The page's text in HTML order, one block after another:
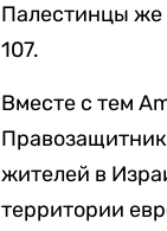
Палестинцы же
107.
Вместе с тем
жителей в
территории